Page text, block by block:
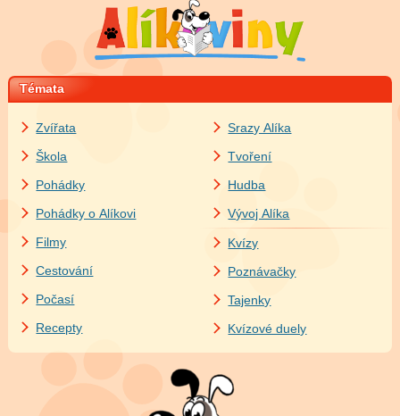
Témata
Zvířata
Škola
Pohádky
Pohádky o Alíkovi
Filmy
Cestování
Počasí
Recepty
Srazy Alíka
Tvoření
Hudba
Vývoj Alíka
Kvízy
Poznávačky
Tajenky
Kvízové duely